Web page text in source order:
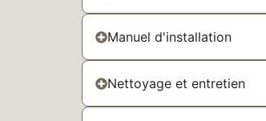
Manuel d'installation
Nettoyage et entretien